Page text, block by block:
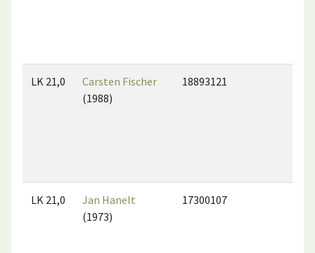
LK 21,0
Carsten Fischer
(1988)
18893121
LK 21,0
Jan Hanelt
(1973)
17300107